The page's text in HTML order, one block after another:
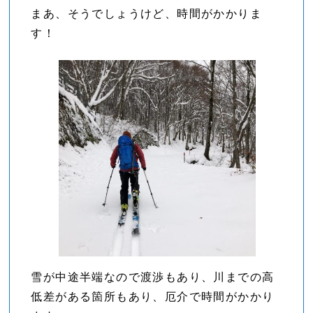
まあ、そうでしょうけど、時間がかかりま
す！
雪が中途半端なので渡渉もあり、川までの高
低差がある箇所もあり、厄介で時間がかかり